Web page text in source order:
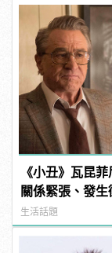
《小丑》瓦昆
關係緊張、發
戲外從不交談
生活話題